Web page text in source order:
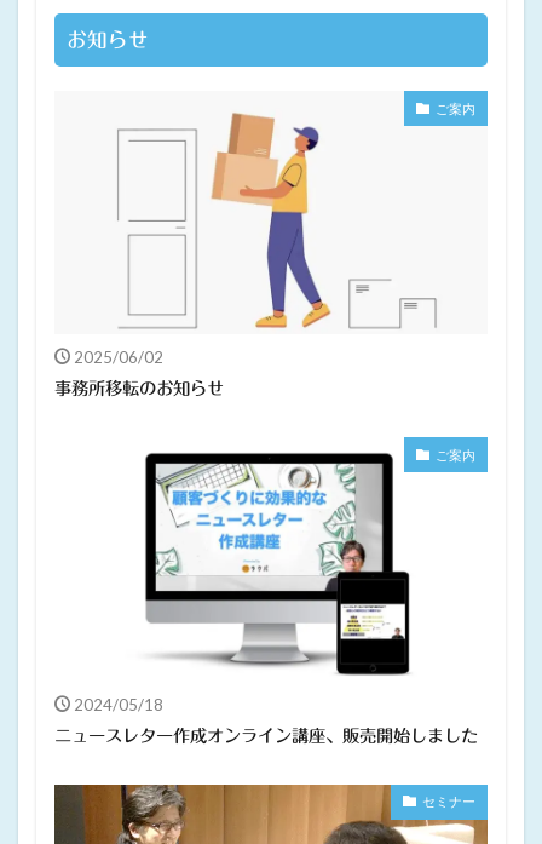
お知らせ
ご案内
2025/06/02
事務所移転のお知らせ
ご案内
2024/05/18
ニュースレター作成オンライン講座、販売開始しました
セミナー